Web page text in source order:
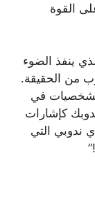
القوة
ينفذ الضوء
من الحقيقة.
الشخصيات في
كإشارات
ندوبي التي